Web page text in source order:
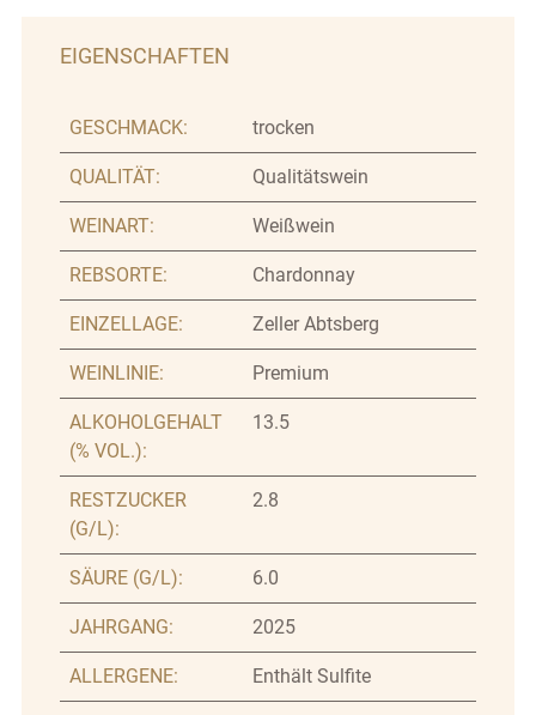
EIGENSCHAFTEN
GESCHMACK: trocken
QUALITÄT: Qualitätswein
WEINART: Weißwein
REBSORTE: Chardonnay
EINZELLAGE: Zeller Abtsberg
WEINLINIE: Premium
ALKOHOLGEHALT
(% VOL.):
13.5
RESTZUCKER
(G/L):
2.8
SÄURE (G/L): 6.0
JAHRGANG: 2025
ALLERGENE: Enthält Sulfite